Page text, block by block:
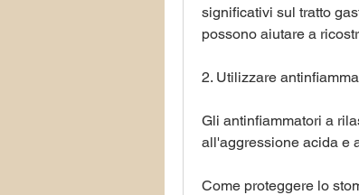
significativi sul tratto
possono aiutare a
2. Utilizzare
Gli antinfiammatori a
all'aggressione acida e
Come proteggere lo